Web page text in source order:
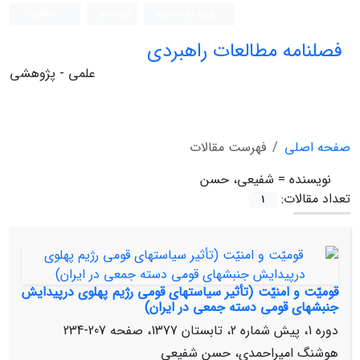
فصلنامه مطالعات راهبردی
علمی - پژوهشی
صفحه اصلی
فهرست مقالات
نویسنده = شفیعی، حسن
تعداد مقالات:
1
قومیّت‌ و امنیّت‌ (تأثیر سیاستهای قومی رژیم پهلوی درپیدایش
جنبش‏های قومی دسته جمعی در ایران)
دوره 1، پیش شماره 2، تابستان 1377، صفحه
207-234
هوشنگ امیراحمدی، حسن شفیعی